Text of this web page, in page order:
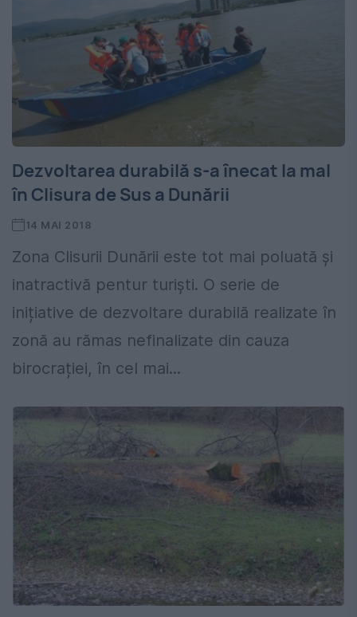
Dezvoltarea durabilă s-a înecat la mal
în Clisura de Sus a Dunării
14 MAI 2018
Zona Clisurii Dunării este tot mai poluată și
inatractivă pentur turiști. O serie de
inițiative de dezvoltare durabilă realizate în
zonă au rămas nefinalizate din cauza
birocrației, în cel mai...